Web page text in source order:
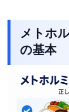
メトホ
の基本